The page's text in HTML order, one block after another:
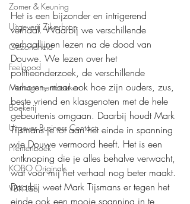
Zomer & Keuning
Uitgeverij Zilverbron
Gezondheid
Feelgood
Managementboeken
Boekerij
Uitgever Business Contact
Prentenboek
KOBO Originals
VBK Lab
Het is een bijzonder en intrigerend
verhaal. Waarbij we verschillende
verhaallijnen lezen na de dood van
Douwe. We lezen over het
politieonderzoek, de verschillende
verhoren, maar ook hoe zijn ouders, zus,
beste vriend en klasgenoten met de hele
gebeurtenis omgaan. Daarbij houdt Mark
Tijsmans je tot aan het einde in spanning
wie Douwe vermoord heeft. Het is een
ontknoping die je alles behalve verwacht,
wat voor mij het verhaal nog beter maakt.
Daarbij weet Mark Tijsmans er tegen het
einde ook een mooie spanning in te